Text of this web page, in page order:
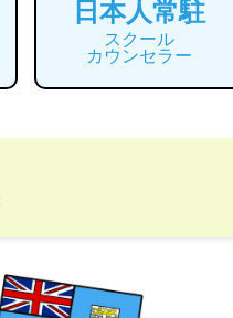
日本人常駐
スクール
カウンセラー